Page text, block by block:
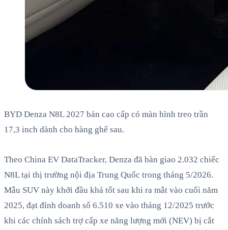
BYD Denza N8L 2027 bản cao cấp có màn hình treo trần
17,3 inch dành cho hàng ghế sau.
Theo China EV DataTracker, Denza đã bàn giao 2.032 chiếc
N8L tại thị trường nội địa Trung Quốc trong tháng 5/2026.
Mẫu SUV này khởi đầu khá tốt sau khi ra mắt vào cuối năm
2025, đạt đỉnh doanh số 6.510 xe vào tháng 12/2025 trước
khi các chính sách trợ cấp xe năng lượng mới (NEV) bị cắt